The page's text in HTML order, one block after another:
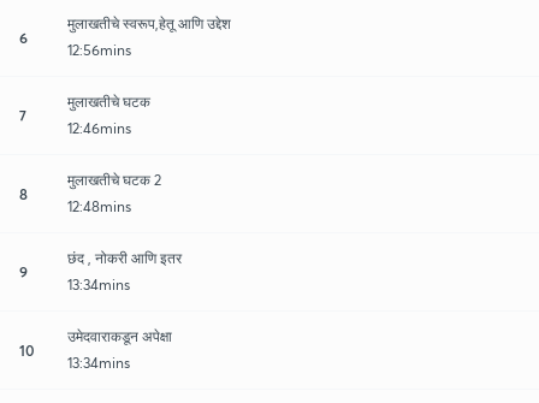
6
मुलाखतीचे स्वरूप,हेतू आणि उद्देश
12:56mins
7
मुलाखतीचे घटक
12:46mins
8
मुलाखतीचे घटक 2
12:48mins
9
छंद , नोकरी आणि इतर
13:34mins
10
उमेदवाराकडून अपेक्षा
13:34mins